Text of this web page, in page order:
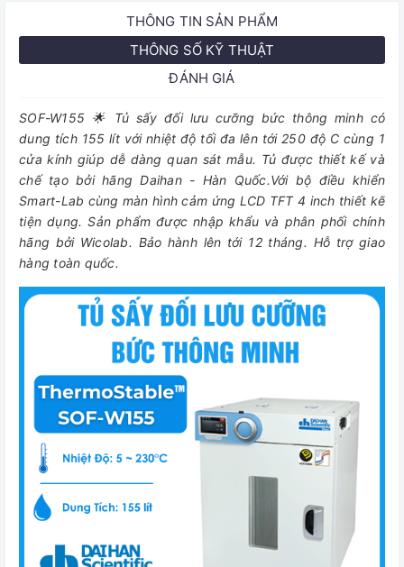
THÔNG TIN SẢN PHẨM
THÔNG SỐ KỸ THUẬT
ĐÁNH GIÁ
SOF-W155 🌟 Tủ sấy đối lưu cưỡng bức thông minh có
dung tích 155 lít với nhiệt độ tối đa lên tới 250 độ C cùng 1
cửa kính giúp dễ dàng quan sát mẫu. Tủ được thiết kế và
chế tạo bởi hãng Daihan - Hàn Quốc.Với bộ điều khiển
Smart-Lab cùng màn hình cảm ứng LCD TFT 4 inch thiết kế
tiện dụng. Sản phẩm được nhập khẩu và phân phối chính
hãng bởi Wicolab. Bảo hành lên tới 12 tháng. Hỗ trợ giao
hàng toàn quốc.